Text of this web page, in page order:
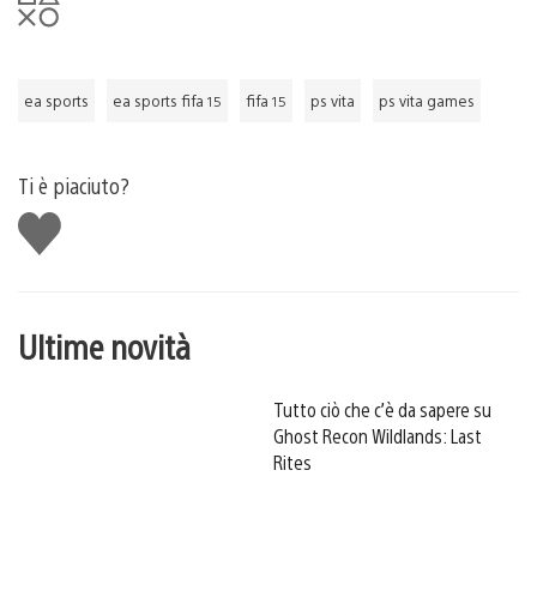
ea sports ea sports fifa 15 fifa 15 ps vita ps vita games
Ti è piaciuto?
Mi
piace
Ultime novità
Tutto ciò che c’è da sapere su
Ghost Recon Wildlands: Last
Rites